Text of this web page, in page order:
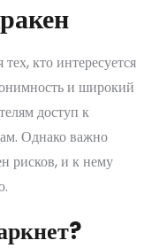
кто интересуется
и широкий
доступ к
Однако важно
рисков, и к нему